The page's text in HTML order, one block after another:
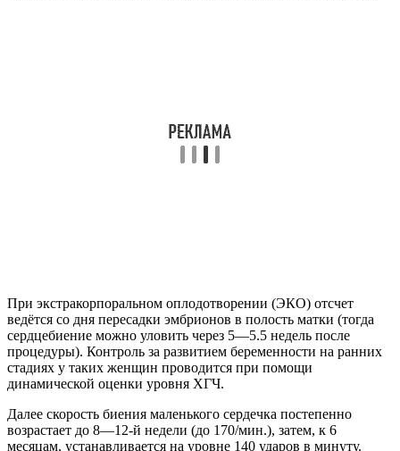
При экстракорпоральном оплодотворении (ЭКО) отсчет
ведётся со дня пересадки эмбрионов в полость матки (тогда
сердцебиение можно уловить через 5—5.5 недель после
процедуры). Контроль за развитием беременности на ранних
стадиях у таких женщин проводится при помощи
динамической оценки уровня ХГЧ.
Далее скорость биения маленького сердечка постепенно
возрастает до 8—12-й недели (до 170/мин.), затем, к 6
месяцам, устанавливается на уровне 140 ударов в минуту.